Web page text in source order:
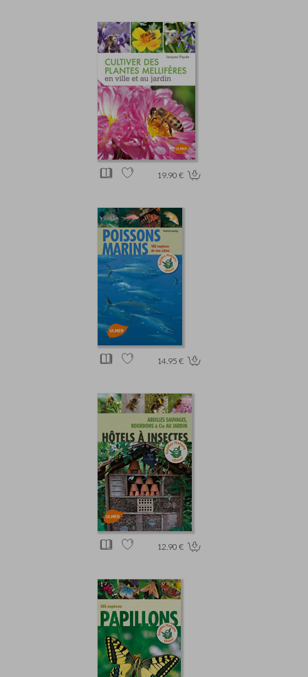
19.90 €
14.95 €
12.90 €